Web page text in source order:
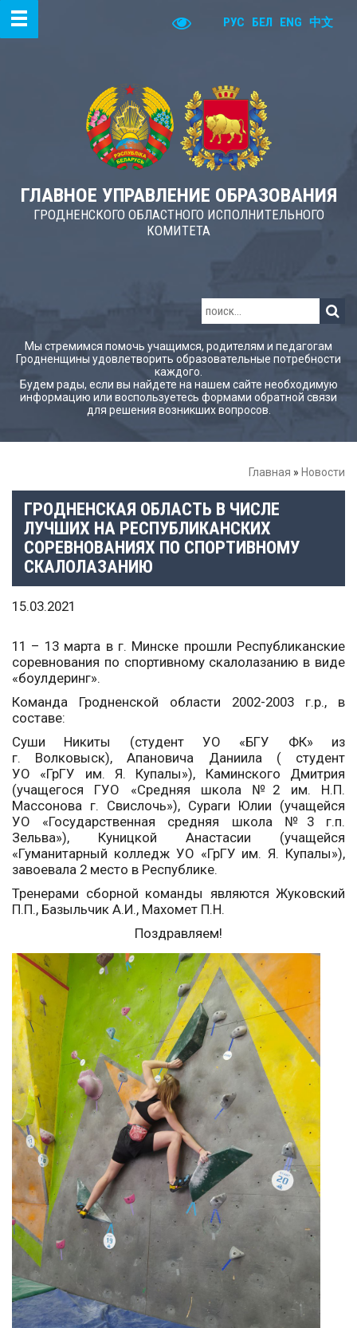
РУС БЕЛ ENG 中文
ГЛАВНОЕ УПРАВЛЕНИЕ ОБРАЗОВАНИЯ
ГРОДНЕНСКОГО ОБЛАСТНОГО ИСПОЛНИТЕЛЬНОГО
КОМИТЕТА
Мы стремимся помочь учащимся, родителям и педагогам
Гродненщины удовлетворить образовательные потребности
каждого.
Будем рады, если вы найдете на нашем сайте необходимую
информацию или воспользуетесь формами обратной связи
для решения возникших вопросов.
Главная » Новости
ГРОДНЕНСКАЯ ОБЛАСТЬ В ЧИСЛЕ
ЛУЧШИХ НА РЕСПУБЛИКАНСКИХ
СОРЕВНОВАНИЯХ ПО СПОРТИВНОМУ
СКАЛОЛАЗАНИЮ
15.03.2021
11 – 13 марта в г. Минске прошли Республиканские
соревнования по спортивному скалолазанию в виде
«боулдеринг».
Команда Гродненской области 2002-2003 г.р., в
составе:
Суши Никиты (студент УО «БГУ ФК» из
г. Волковыск),Апановича Даниила ( студент
УО «ГрГУ им. Я. Купалы»), Каминского Дмитрия
(учащегося ГУО «Средняя школа №2 им. Н.П.
Массонова г. Свислочь»), Сураги Юлии (учащейся
УО «Государственная средняя школа №3 г.п.
Зельва»), Куницкой Анастасии (учащейся
«Гуманитарный колледж УО «ГрГУ им. Я. Купалы»),
завоевала 2 место в Республике.
Тренерами сборной команды являются Жуковский
П.П., Базыльчик А.И., Махомет П.Н.
Поздравляем!